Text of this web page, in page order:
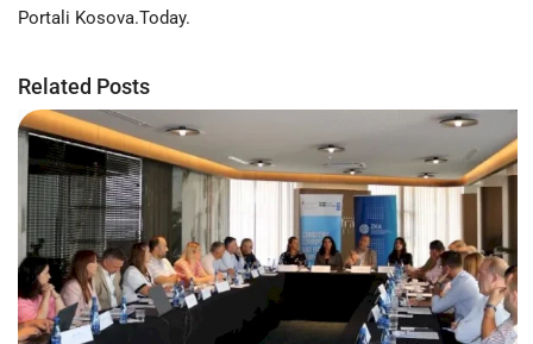
Portali Kosova.Today.
Related Posts